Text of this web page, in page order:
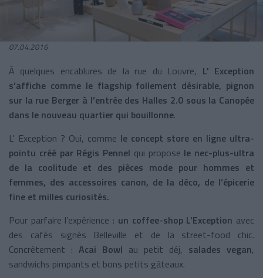
07.04.2016
À quelques encablures de la rue du Louvre, L' Exception
s’affiche comme le flagship follement désirable, pignon
sur la rue Berger à l’entrée des Halles 2.0 sous la Canopée
dans le nouveau quartier qui bouillonne.
L' Exception ? Oui, comme le concept store en ligne ultra-
pointu créé par Régis Pennel qui propose le nec-plus-ultra
de la coolitude et des pièces mode pour hommes et
femmes, des accessoires canon, de la déco, de l’épicerie
fine et milles curiosités.
Pour parfaire l’expérience : un coffee-shop L’Exception avec
des cafés signés Belleville et de la street-food chic.
Concrètement : Acai Bowl au petit déj, salades vegan,
sandwichs pimpants et bons petits gâteaux.